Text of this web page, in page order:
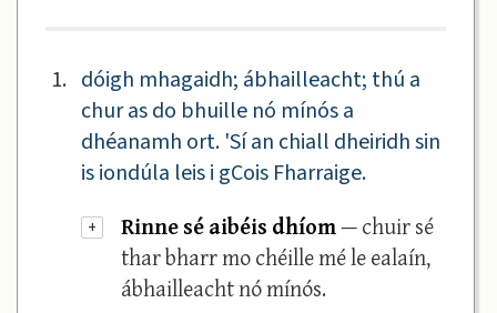
1. dóigh mhagaidh; ábhailleacht; thú a
chur as do bhuille nó mínós a
dhéanamh ort. 'Sí an chiall dheiridh sin
is iondúla leis i gCois Fharraige.
+ Rinne sé aibéis dhíom— chuir sé
thar bharr mo chéille mé le ealaín,
ábhailleacht nó mínós.